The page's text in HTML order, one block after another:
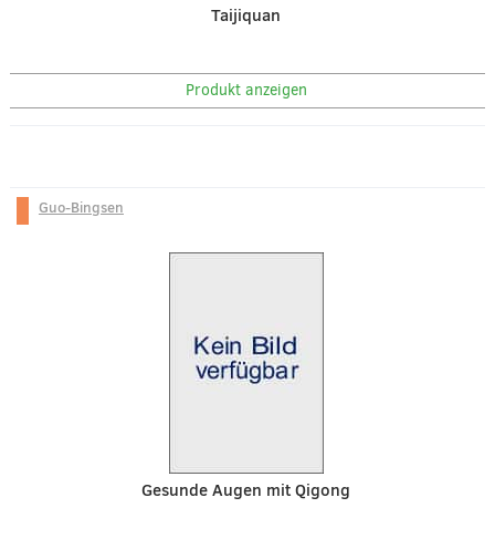
Taijiquan
Produkt anzeigen
Guo-Bingsen
Gesunde Augen mit Qigong